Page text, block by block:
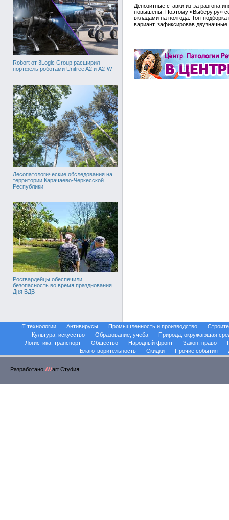
Robort от 3Logic Group расширил
портфель роботами Unitree A2 и A2-W
Лесопатологические обследования на
территории Карачаево-Черкесской
Республики
Росгвардейцы обеспечили
безопасность во время празднования
Дня ВДВ
Депозитные ставки из-за разгона
повышены. Поэтому «Выберу.ру»
вкладами на полгода. Топ-
вариант, зафиксировав
IT технологии Антивирусы Промышленность и производство
Культура, искусство
Образование, учеба
Природа, окружающая
Логистика, транспорт
Общество Народный фронт Закон, право
Благотворительность
Скидки Прочие события
Разработано AVart.Стуdия